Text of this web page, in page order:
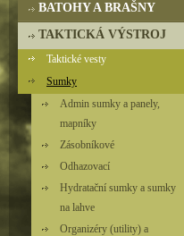
BATOHY A BRAŠNY
TAKTICKÁ VÝSTROJ
Taktické vesty
Sumky
Admin sumky a panely,
mapníky
Zásobníkové
Odhazovací
Hydratační sumky a sumky
na lahve
Organizéry (utility) a